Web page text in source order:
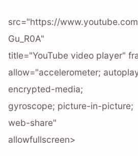
src="https://
Gu_R0A"
title="YouTube video player"
allow="accelerometer;
encrypted-media;
gyroscope; picture-in-picture;
web-share"
allowfullscreen>